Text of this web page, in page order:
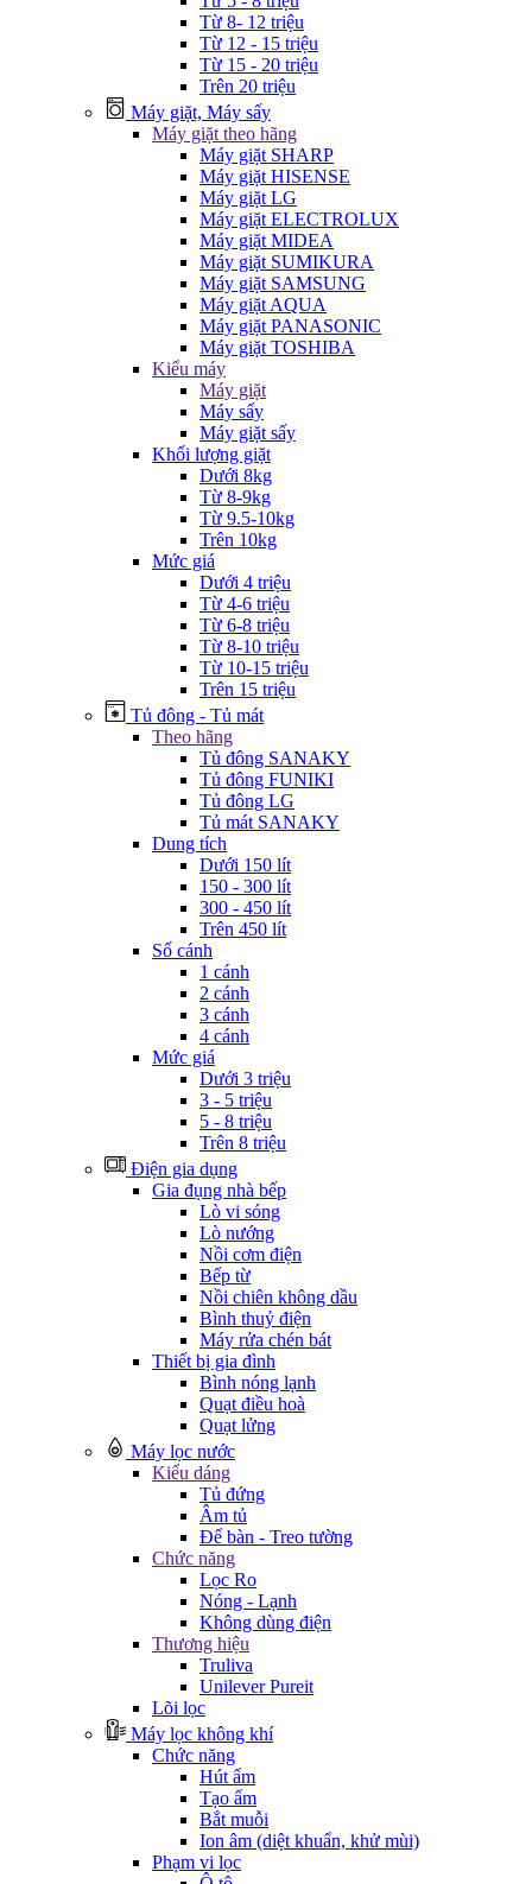
Từ 8- 12 triệu
Từ 12 - 15 triệu
Từ 15 - 20 triệu
Trên 20 triệu
Máy giặt, Máy sấy
Máy giặt theo hãng
Máy giặt SHARP
Máy giặt HISENSE
Máy giặt LG
Máy giặt ELECTROLUX
Máy giặt MIDEA
Máy giặt SUMIKURA
Máy giặt SAMSUNG
Máy giặt AQUA
Máy giặt PANASONIC
Máy giặt TOSHIBA
Kiểu máy
Máy giặt
Máy sấy
Máy giặt sấy
Khối lượng giặt
Dưới 8kg
Từ 8-9kg
Từ 9.5-10kg
Trên 10kg
Mức giá
Dưới 4 triệu
Từ 4-6 triệu
Từ 6-8 triệu
Từ 8-10 triệu
Từ 10-15 triệu
Trên 15 triệu
Tủ đông - Tủ mát
Theo hãng
Tủ đông SANAKY
Tủ đông FUNIKI
Tủ đông LG
Tủ mát SANAKY
Dung tích
Dưới 150 lít
150 - 300 lít
300 - 450 lít
Trên 450 lít
Số cánh
1 cánh
2 cánh
3 cánh
4 cánh
Mức giá
Dưới 3 triệu
3 - 5 triệu
5 - 8 triệu
Trên 8 triệu
Điện gia dụng
Gia đụng nhà bếp
Lò vi sóng
Lò nướng
Nồi cơm điện
Bếp từ
Nồi chiên không dầu
Bình thuỷ điện
Máy rửa chén bát
Thiết bị gia đình
Bình nóng lạnh
Quạt điều hoà
Quạt lửng
Máy lọc nước
Kiểu dáng
Tủ đứng
Âm tủ
Để bàn - Treo tường
Chức năng
Lọc Ro
Nóng - Lạnh
Không dùng điện
Thương hiệu
Truliva
Unilever Pureit
Lõi lọc
Máy lọc không khí
Chức năng
Hút ẩm
Tạo ẩm
Bắt muỗi
Ion âm (diệt khuẩn, khử mùi)
Phạm vi lọc